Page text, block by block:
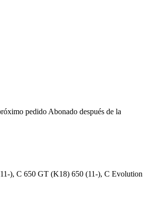
pedido Abonado después de la
), C 650 GT (K18) 650 (11-), C Evolution